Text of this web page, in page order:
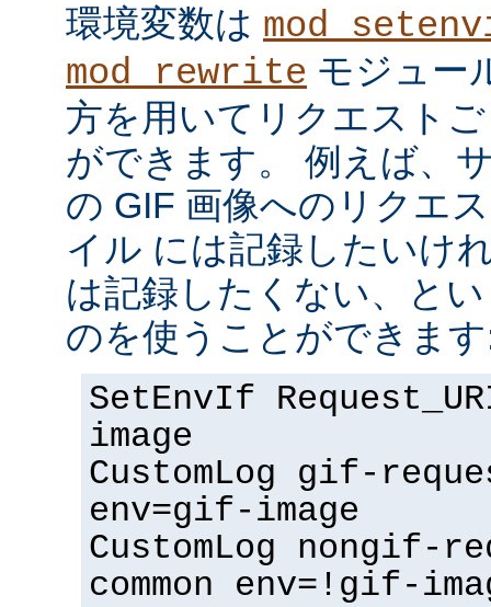
環境変数は
mod_rewrite モジュー
方を用いてリクエスト
ができます。 例えば、
の GIF 画像へのリクエ
イル には記録したいけ
は記録したくない、と
のを使うことができま
SetEnvIf
image
CustomLog gif-
env=gif-image
CustomLog nongif-
common env=!gif-